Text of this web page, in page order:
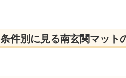
条件別に見る南玄関マット